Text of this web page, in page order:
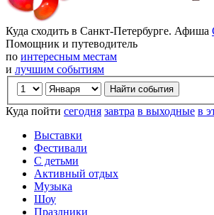
Куда сходить в Санкт-Петербурге. Афиша
Помощник и путеводитель
по интересным местам
и лучшим событиям
Куда пойти сегодня завтра в выходные в
Выставки
Фестивали
С детьми
Активный отдых
Музыка
Шоу
Праздники